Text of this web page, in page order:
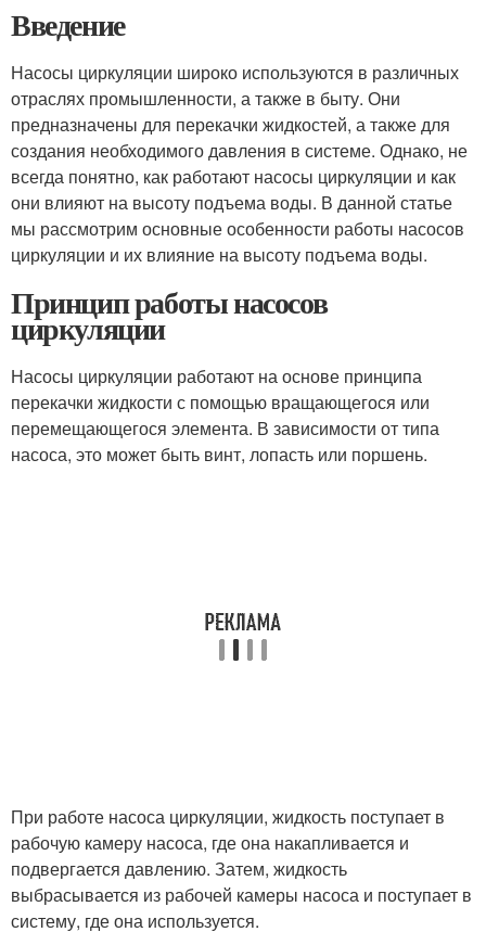
Введение
Насосы циркуляции широко используются в различных
отраслях промышленности, а также в быту. Они
предназначены для перекачки жидкостей, а также для
создания необходимого давления в системе. Однако, не
всегда понятно, как работают насосы циркуляции и как
они влияют на высоту подъема воды. В данной статье
мы рассмотрим основные особенности работы насосов
циркуляции и их влияние на высоту подъема воды.
Принцип работы насосов
циркуляции
Насосы циркуляции работают на основе принципа
перекачки жидкости с помощью вращающегося или
перемещающегося элемента. В зависимости от типа
насоса, это может быть винт, лопасть или поршень.
При работе насоса циркуляции, жидкость поступает в
рабочую камеру насоса, где она накапливается и
подвергается давлению. Затем, жидкость
выбрасывается из рабочей камеры насоса и поступает в
систему, где она используется.